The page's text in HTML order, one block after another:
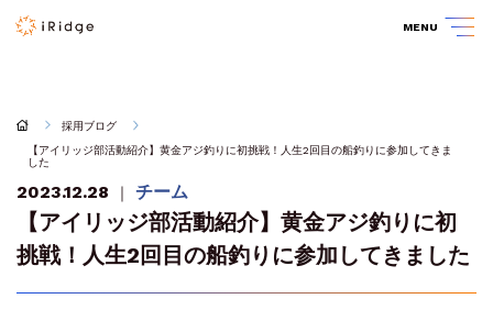
MENU
採用ブログ
【アイリッジ部活動紹介】黄金アジ釣りに初挑戦！人生2回目の船釣りに参加してきま
した
2023.12.28 ｜ チーム
【アイリッジ部活動紹介】黄金アジ釣りに初
挑戦！人生2回目の船釣りに参加してきました